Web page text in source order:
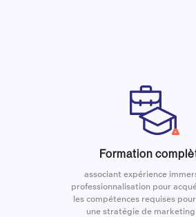
Formation
associant expérience
professionnalisation pour
les compétences requises
une stratégie de